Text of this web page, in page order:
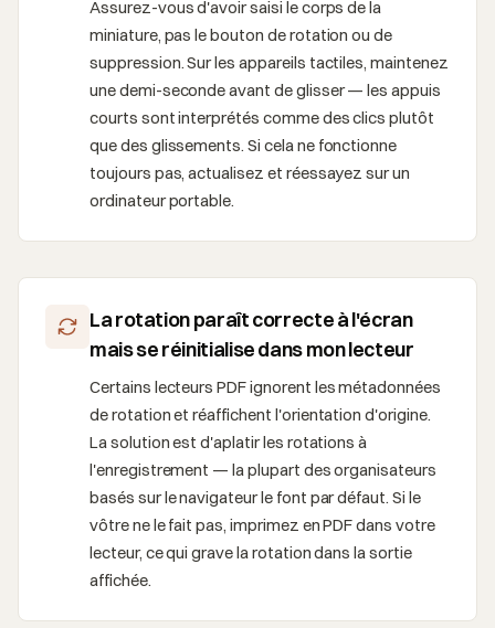
Assurez-vous d'avoir saisi le corps de la
miniature, pas le bouton de rotation ou de
suppression. Sur les appareils tactiles, maintenez
une demi-seconde avant de glisser — les appuis
courts sont interprétés comme des clics plutôt
que des glissements. Si cela ne fonctionne
toujours pas, actualisez et réessayez sur un
ordinateur portable.
La rotation paraît correcte à l'écran
mais se réinitialise dans mon lecteur
Certains lecteurs PDF ignorent les métadonnées
de rotation et réaffichent l'orientation d'origine.
La solution est d'aplatir les rotations à
l'enregistrement — la plupart des organisateurs
basés sur le navigateur le font par défaut. Si le
vôtre ne le fait pas, imprimez en PDF dans votre
lecteur, ce qui grave la rotation dans la sortie
affichée.